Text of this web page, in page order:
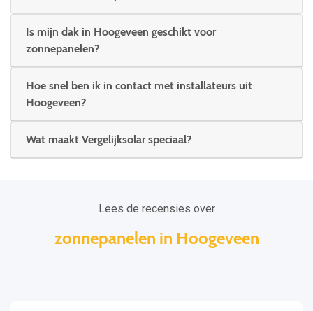
Is mijn dak in Hoogeveen geschikt voor
zonnepanelen?
Hoe snel ben ik in contact met installateurs uit
Hoogeveen?
Wat maakt Vergelijksolar speciaal?
Lees de recensies over
zonnepanelen in Hoogeveen